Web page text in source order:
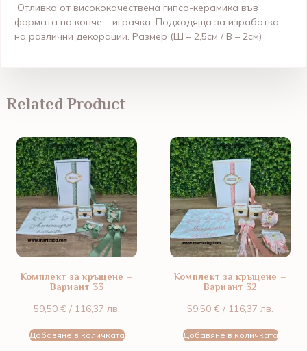
Отливка от висококачествена гипсо-керамика във
формата на конче – играчка. Подходяща за изработка
на различни декорации. Размер (Ш – 2,5см / В – 2см)
Related Product
Комплект за кръщене –
Вариант 33
59,50 € / 116,37 лв.
Добавяне в количката
Комплект за кръщене –
Вариант 32
59,50 € / 116,37 лв.
Добавяне в количката